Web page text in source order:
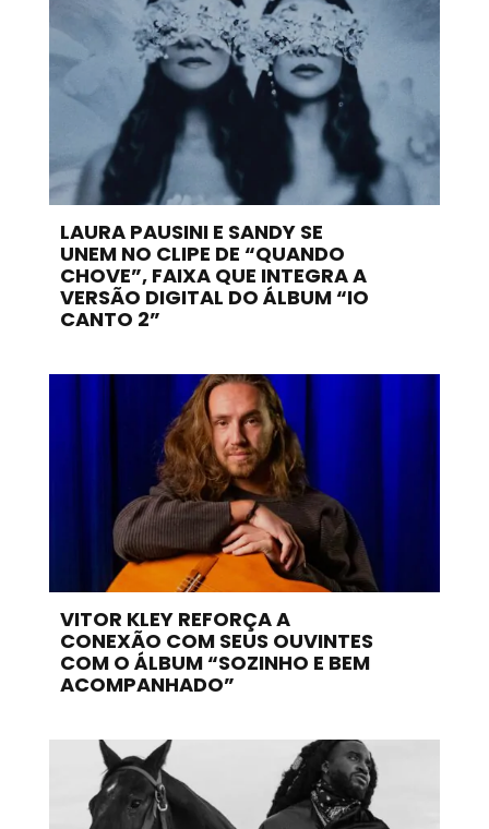
LAURA PAUSINI E SANDY SE
UNEM NO CLIPE DE “QUANDO
CHOVE”, FAIXA QUE INTEGRA A
VERSÃO DIGITAL DO ÁLBUM “IO
CANTO 2”
VITOR KLEY REFORÇA A
CONEXÃO COM SEUS OUVINTES
COM O ÁLBUM “SOZINHO E BEM
ACOMPANHADO”